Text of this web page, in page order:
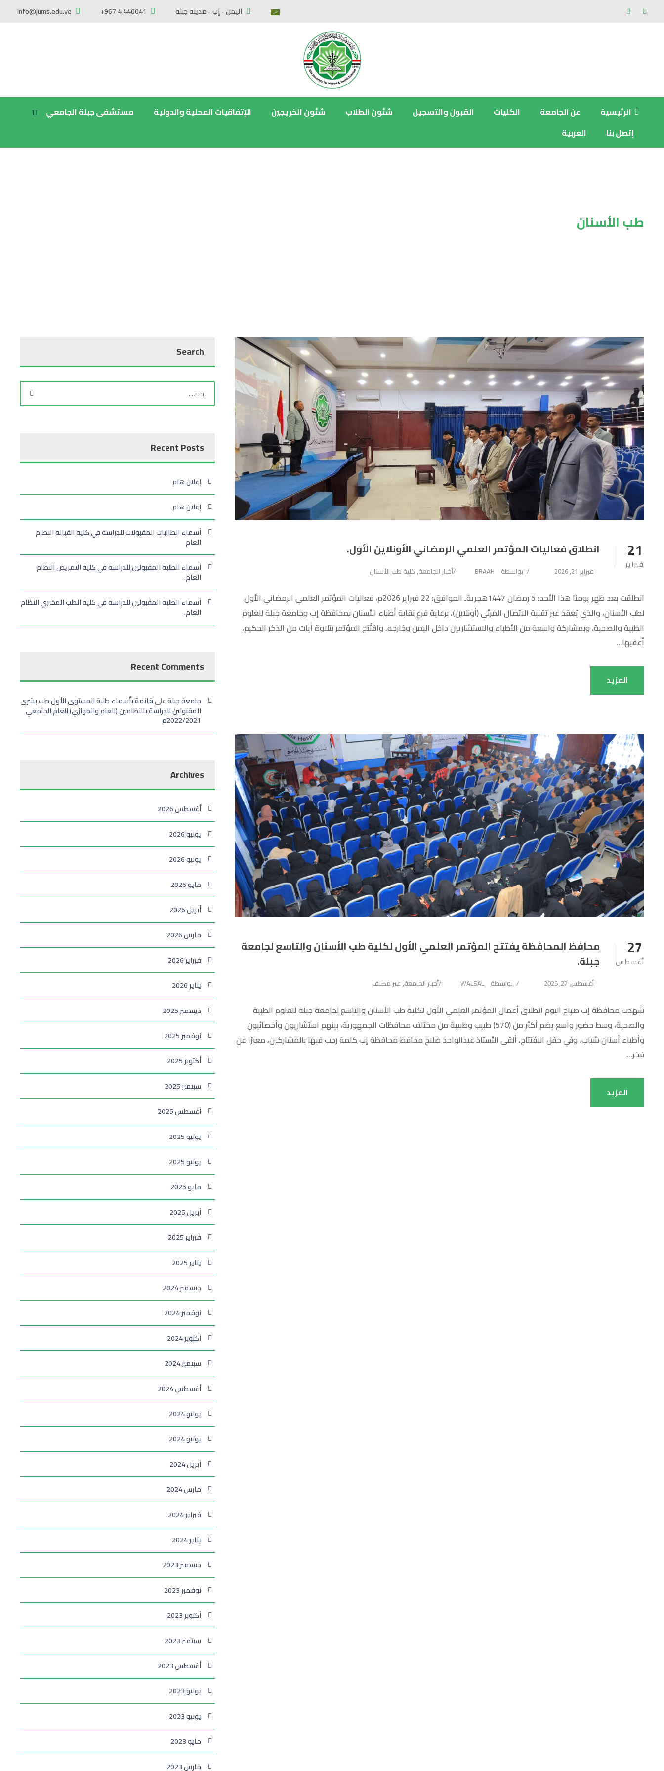
اليمن - إب - مدينة جبلة info@jums.edu.ye +967 4 440041
الرئيسية عن الجامعة الكليات القبول والتسجيل شئون الطلاب شئون الخريجين الإتفاقيات المحلية والدولية
مستشفى جبلة الجامعي
إتصل بنا
العربية
طب الأسنان
21
فبراير
انطلاق فعاليات المؤتمر العلمي الرمضاني الأونلاين الأول.
فبراير 21, 2026 بواسطة BRAAH أخبار الجامعة, كلية طب الأسنان
انطلقت بعد ظهر يومنا هذا الأحد: 5 رمضان 1447هجريةـ الموافق: 22 فبراير 2026م، فعاليات المؤتمر العلمي الرمضاني الأول
لطب الأسنان، والذي يُعقد عبر تقنية الاتصال المرئي (أونلاين)، برعاية فرع نقابة أطباء الأسنان بمحافظة إب وجامعة جبلة للعلوم
الطبية والصحية، وبمشاركة واسعة من الأطباء والاستشاريين داخل اليمن وخارجه. وافتُتح المؤتمر بتلاوة آيات من الذكر الحكيم،
أعقبها...
المزيد
27
أغسطس
محافظ المحافظة يفتتح المؤتمر العلمي الأول لكلية طب الأسنان والتاسع لجامعة
جبلة.
أغسطس 27, 2025 بواسطة WALSAL أخبار الجامعة, غير مصنف
شهدت محافظة إب صباح اليوم انطلاق أعمال المؤتمر العلمي الأول لكلية طب الأسنان والتاسع لجامعة جبلة للعلوم الطبية
والصحية، وسط حضور واسع يضم أكثر من (570) طبيب وطبيبة من مختلف محافظات الجمهورية، بينهم استشاريون وأخصائيون
وأطباء أسنان شباب. وفي حفل الافتتاح، ألقى الأستاذ عبدالواحد صلاح محافظ محافظة إب كلمة رحب فيها بالمشاركين، معبرًا عن
فخر...
المزيد
Search
Recent Posts
إعلان هام
إعلان هام
أسماء الطالبات المقبولات للدراسة في كلية القبالة النظام
العام
أسماء الطلبة المقبولين للدراسة في كلية التمريض النظام
العام.
أسماء الطلبة المقبولين للدراسة في كلية الطب المخبري النظام
العام.
Recent Comments
جامعة جبلةعلىقائمة بأسماء طلبة المستوى الأول طب بشري
المقبولين للدراسة بالنظامين (العام والموازي) للعام الجامعي
2022/2021م
Archives
أغسطس 2026
يوليو 2026
يونيو 2026
مايو 2026
أبريل 2026
مارس 2026
فبراير 2026
يناير 2026
ديسمبر 2025
نوفمبر 2025
أكتوبر 2025
سبتمبر 2025
أغسطس 2025
يوليو 2025
يونيو 2025
مايو 2025
أبريل 2025
فبراير 2025
يناير 2025
ديسمبر 2024
نوفمبر 2024
أكتوبر 2024
سبتمبر 2024
أغسطس 2024
يوليو 2024
يونيو 2024
أبريل 2024
مارس 2024
فبراير 2024
يناير 2024
ديسمبر 2023
نوفمبر 2023
أكتوبر 2023
سبتمبر 2023
أغسطس 2023
يوليو 2023
يونيو 2023
مايو 2023
مارس 2023